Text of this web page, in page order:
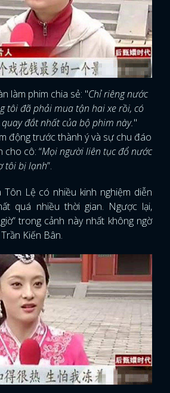
làm phim chia sẻ: "Chỉ riêng nước
tôi đã phải mua tận hai xe rồi, có
đắt nhất của bộ phim này."
động trước thành ý và sự chu đáo
cho cô: “Mọi người liên tục đổ nước
tôi bị lạnh”.
Tôn Lệ có nhiều kinh nghiệm diễn
quá nhiều thời gian. Ngược lại,
trong cảnh này nhất không ngờ
Kiến Bân.